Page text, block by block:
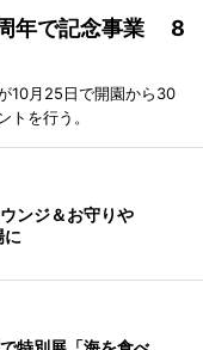
年で記念事業 8
10月25日で開園から30
を行う。
ンジ＆お守りや